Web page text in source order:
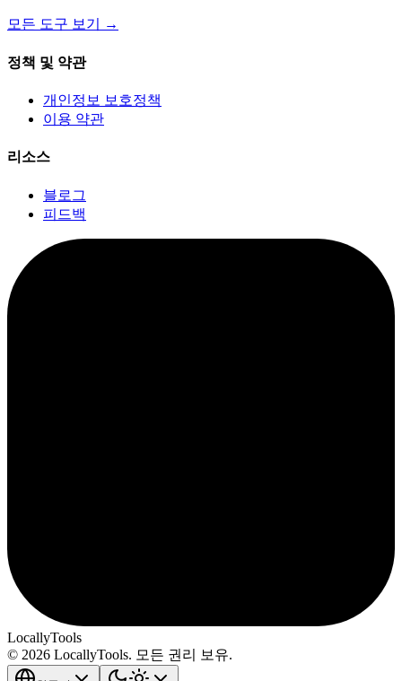
모든 도구 보기 →
정책 및 약관
개인정보 보호정책
이용 약관
리소스
블로그
피드백
LocallyTools
© 2026 LocallyTools. 모든 권리 보유.